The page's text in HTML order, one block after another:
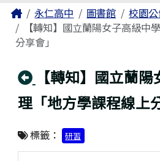
主內容區域
Home永仁高中 圖書館
校園
【轉知】國立蘭陽女子高級中
分享會」
回上頁
【轉知】國立蘭
理「地方學課程線上
標籤： 研習
頁尾區域